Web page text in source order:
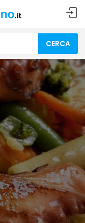
CERCA